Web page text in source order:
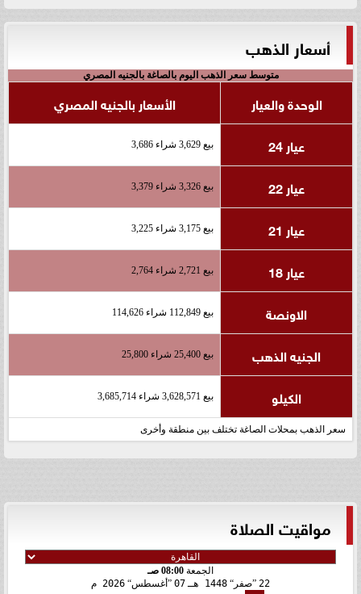
أسعار الذهب
متوسط سعر الذهب اليوم بالصاغة بالجنيه المصري
الوحدة والعيار
الأسعار بالجنيه المصري
عيار 24
بيع 3,629 شراء 3,686
عيار 22 بيع 3,326 شراء 3,379
عيار 21 بيع 3,175 شراء 3,225
عيار 18 بيع 2,721 شراء 2,764
الاونصة بيع 112,849 شراء 114,626
الجنيه الذهب بيع 25,400 شراء 25,800
الكيلو بيع 3,628,571 شراء 3,685,714
سعر الذهب بمحلات الصاغة تختلف بين منطقة وأخرى
مواقيت الصلاة
الجمعة 08:00 صـ
22 صفر 1448 هـ 07 أغسطس 2026 م